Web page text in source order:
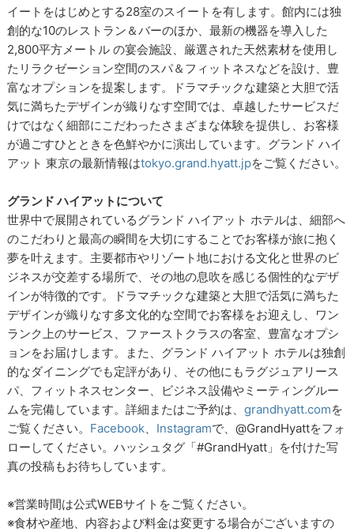
イートをはじめとする28室のスイートを有します。館内には独
創的な10のレストラン＆バーのほか、最新の機器を導入した
2,800平方メートル の宴会施設、厳選された天然素材を使用し
たリラクゼーション空間のスパ＆フィットネスなどを設け、豊
富なオプションを提案します。ドラマチックな建築と大胆で活
気に満ちたデザインが織りなす空間では、卓越したサービスだ
けではなく細部にこだわったさまざまな体験を提供し、お客様
が過ごすひとときを色鮮やかに演出しています。グランド ハイ
アット 東京の最新情報はtokyo.grand.hyatt.jpをご覧ください。
グランド ハイアットについて
世界中で展開されているグランド ハイアット ホテルは、細部へ
のこだわりと最高の瞬間を大切にすることでお客様が旅に抱く
夢を叶えます。主要都市やリゾート地における文化と世界のビ
ジネスが交差する場所で、その地の息吹を感じる個性的なデザ
インが特徴的です。ドラマチックな建築と大胆で活気に満ちた
デザインが織りなす多文化的な空間でお客様をお迎えし、ワン
ランク上のサービス、ファーストクラスの客室、豊富なオプシ
ョンをお届けします。また、グランド ハイアット ホテルは独創
的なダイニングでも定評があり、その他にもラグジュアリース
パ、フィットネスセンター、ビジネス設備やミーティングルー
ムを完備しています。詳細またはご予約は、grandhyatt.comを
ご覧ください。 Facebook、 Instagramで、@GrandHyattをフォ
ローしてください。ハッシュタグ「#GrandHyatt」を付けた写
真の投稿もお待ちしています。
※営業時間は公式WEBサイトをご覧ください。
※食材や産地、内容および料金は変更する場合がございますの